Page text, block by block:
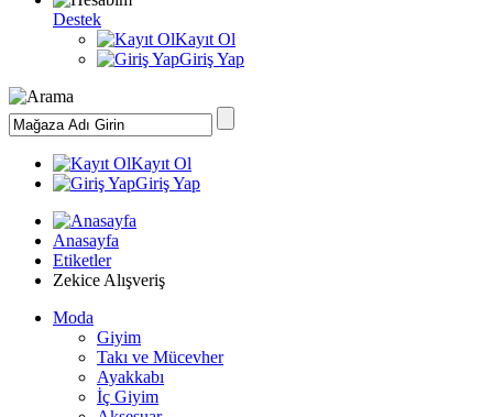
Destek
Kayıt Ol
Giriş Yap
Kayıt Ol
Giriş Yap
Anasayfa
Etiketler
Zekice Alışveriş
Moda
Giyim
Takı ve Mücevher
Ayakkabı
İç Giyim